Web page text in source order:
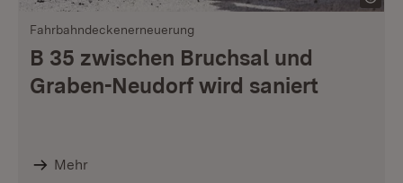
Fahrbahndeckenerneuerung
B 35 zwischen Bruchsal und
Graben-Neudorf wird saniert
Mehr